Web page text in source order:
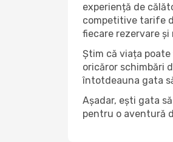
experiență de
competitive tarife
fiecare rezervare și
Știm că viața
oricăror schimbări
întotdeauna gata
Așadar, ești gata
pentru o aventură